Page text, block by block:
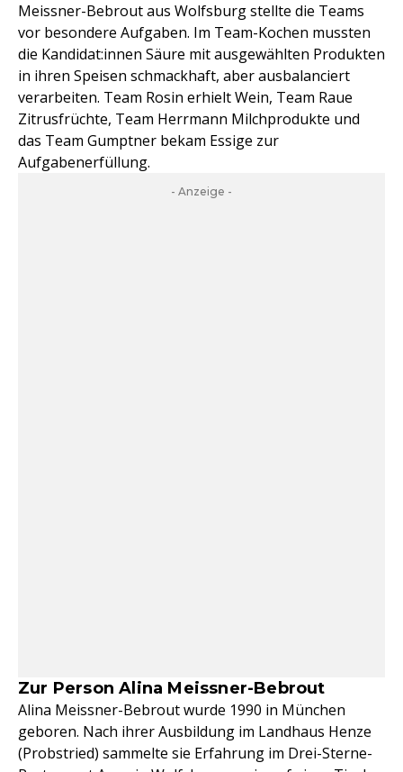
Meissner-Bebrout aus Wolfsburg stellte die Teams
vor besondere Aufgaben. Im Team-Kochen mussten
die Kandidat:innen Säure mit ausgewählten Produkten
in ihren Speisen schmackhaft, aber ausbalanciert
verarbeiten. Team Rosin erhielt Wein, Team Raue
Zitrusfrüchte, Team Herrmann Milchprodukte und
das Team Gumptner bekam Essige zur
Aufgabenerfüllung.
- Anzeige -
Zur Person Alina Meissner-Bebrout
Alina Meissner-Bebrout wurde 1990 in München
geboren. Nach ihrer Ausbildung im Landhaus Henze
(Probstried) sammelte sie Erfahrung im Drei-Sterne-